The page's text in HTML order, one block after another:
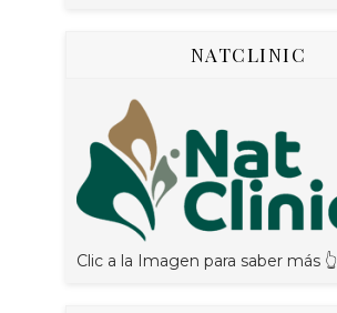
NATCLINIC
Clic a la Imagen para saber más 👆